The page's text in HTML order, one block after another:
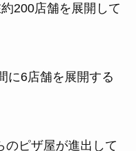
200店舗を展開して
に6店舗を展開する
のピザ屋が進出して